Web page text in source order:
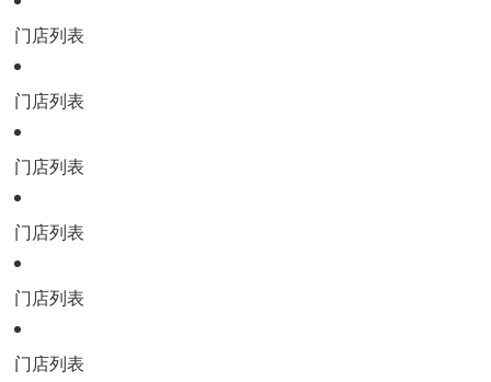
门店列表
门店列表
门店列表
门店列表
门店列表
门店列表